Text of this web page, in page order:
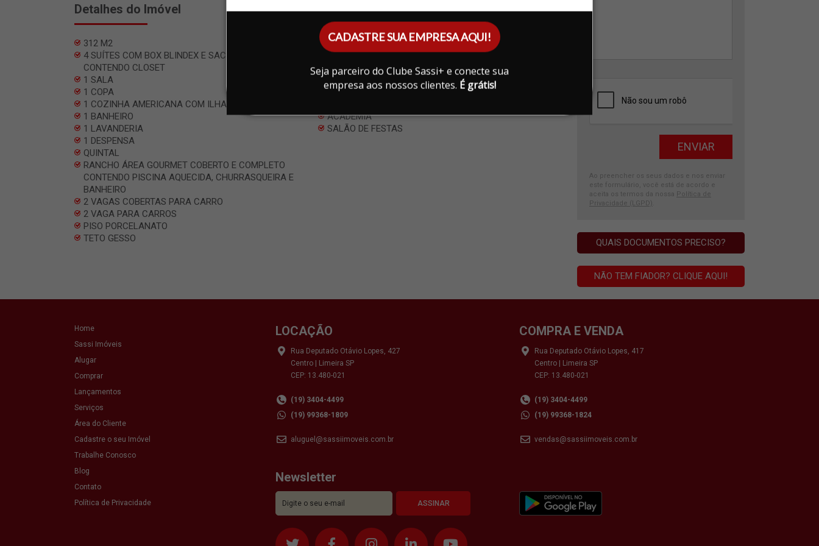
CADASTRE SUA EMPRESA AQUI!
Seja parceiro do Clube Sassi+ e conecte sua
empresa aos nossos clientes. É grátis!
Detalhes do Imóvel
312 M2
4 SUÍTES COM BOX BLINDEX E SACADA, SENDO 03
CONTENDO CLOSET
1 SALA
1 COPA
1 COZINHA AMERICANA COM ILHA
1 BANHEIRO
1 LAVANDERIA
1 DESPENSA
QUINTAL
RANCHO ÁREA GOURMET COBERTO E COMPLETO
CONTENDO PISCINA AQUECIDA, CHURRASQUEIRA E
BANHEIRO
2 VAGAS COBERTAS PARA CARRO
2 VAGA PARA CARROS
PISO PORCELANATO
TETO GESSO
Infraestrutura
QUADRA POLIESPORTIVA
PISCINA
QUADRA DE TENIS
QUADRA DE VOLEI DE AREIA
CAMPO DE FUTEBOL
ACADEMIA
SALÃO DE FESTAS
Ao preencher os seus dados e nos enviar
este formulário, você está de acordo e
aceita os termos da nossa
Política de
Privacidade (LGPD)
QUAIS DOCUMENTOS PRECISO?
NÃO TEM FIADOR? CLIQUE AQUI!
Home
Sassi Imóveis
Alugar
Comprar
Lançamentos
Serviços
Área do Cliente
Cadastre o seu Imóvel
Trabalhe Conosco
Blog
Contato
Política de Privacidade
LOCAÇÃO
Rua Deputado Otávio Lopes, 427
Centro | Limeira SP
CEP: 13.480-021
(19) 3404-4499
(19) 99368-1809
aluguel@sassiimoveis.com.br
COMPRA E VENDA
Rua Deputado Otávio Lopes, 417
Centro | Limeira SP
CEP: 13.480-021
(19) 3404-4499
(19) 99368-1824
vendas@sassiimoveis.com.br
Newsletter